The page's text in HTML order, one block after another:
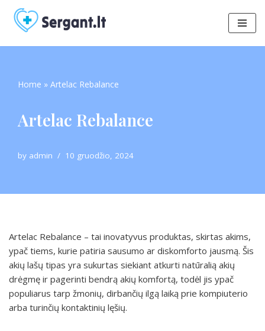
Skip
to
Home » Artelac Rebalance
Artelac Rebalance
by admin 10 gruodžio, 2024
Artelac Rebalance – tai inovatyvus produktas, skirtas akims,
ypač tiems, kurie patiria sausumo ar diskomforto jausmą. Šis
akių lašų tipas yra sukurtas siekiant atkurti natūralią akių
drėgmę ir pagerinti bendrą akių komfortą, todėl jis ypač
populiarus tarp žmonių, dirbančių ilgą laiką prie kompiuterio
arba turinčių kontaktinių lęšių.